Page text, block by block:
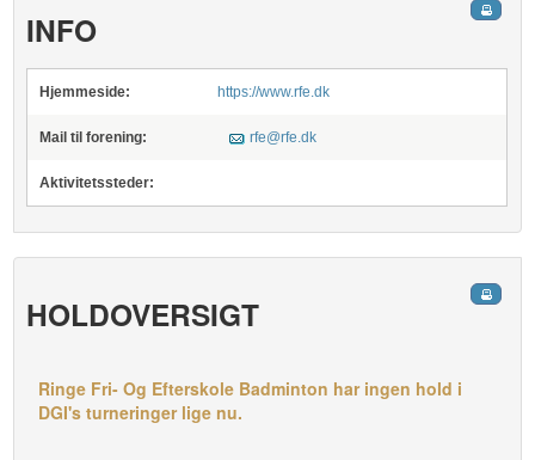
INFO
Hjemmeside: https://www.rfe.dk
Mail til forening: rfe@rfe.dk
Aktivitetssteder:
HOLDOVERSIGT
Ringe Fri- Og Efterskole Badminton har ingen hold i
DGI's turneringer lige nu.